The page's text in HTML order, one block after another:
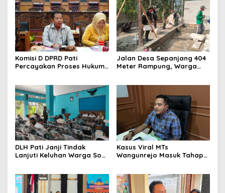
Komisi D DPRD Pati
Percayakan Proses Hukum
Jalan Desa Sepanjang 404
Meter Rampung, Warga
DLH Pati Janji Tindak
Lanjuti Keluhan Warga Soal
Kasus Viral MTs
Wangunrejo Masuk Tahap